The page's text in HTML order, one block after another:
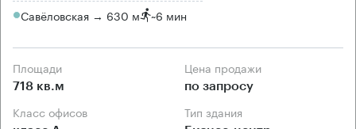
Савёловская → 630 м ~6 мин
Площади
718 кв.м
Цена продажи
по запросу
Класс офисов Тип здания